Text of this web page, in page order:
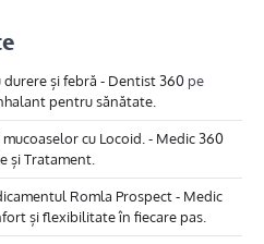
și febră - Dentist 360 pe
pentru sănătate.
cu Locoid. - Medic 360
și Tratament.
Romla Prospect - Medic
și flexibilitate în fiecare pas.